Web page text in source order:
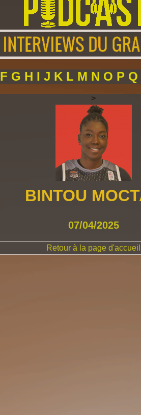
F G H IJ K L M N O P
>
BINTOU
07/04/2025
Retour à la page d'accueil